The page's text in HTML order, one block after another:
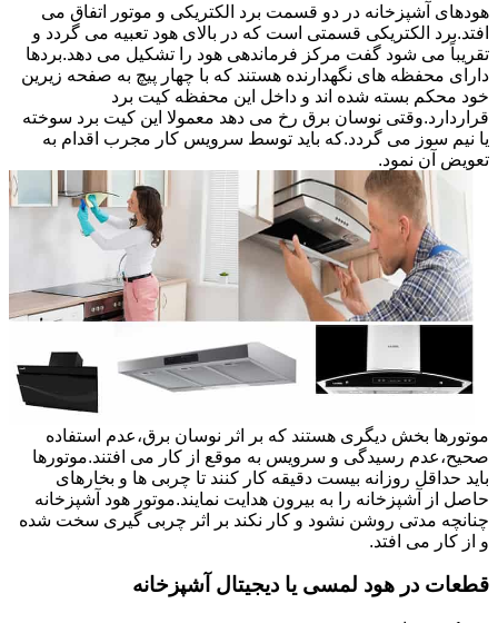
هودهای آشپزخانه در دو قسمت برد الکتریکی و موتور اتفاق می
افتد.برد الکتریکی قسمتی است که در بالای هود تعبیه می گردد و
تقریباً می شود گفت مرکز فرماندهی هود را تشکیل می دهد.بردها
دارای محفظه های نگهدارنده هستند که با چهار پیچ به صفحه زیرین
خود محکم بسته شده اند و داخل این محفظه کیت برد
قراردارد.وقتی نوسان برق رخ می دهد معمولا این کیت برد سوخته
یا نیم سوز می گردد.که باید توسط سرویس کار مجرب اقدام به
تعویض آن نمود.
موتورها بخش دیگری هستند که بر اثر نوسان برق،عدم استفاده
صحیح،عدم رسیدگی و سرویس به موقع از کار می افتند.موتورها
باید حداقل روزانه بیست دقیقه کار کنند تا چربی ها و بخارهای
حاصل از آشپزخانه را به بیرون هدایت نمایند.موتور هود آشپزخانه
چنانچه مدتی روشن نشود و کار نکند بر اثر چربی گیری سخت شده
و از کار می افتد.
قطعات در هود لمسی یا دیجیتال آشپزخانه